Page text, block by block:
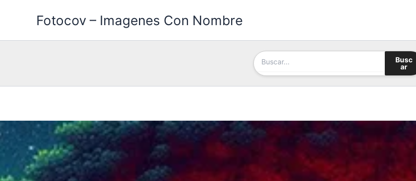
Fotocov – Imagenes Con Nombre
Busc
ar